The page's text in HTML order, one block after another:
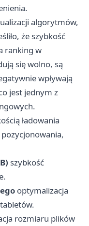
algorytmów,
że szybkość
ranking w
się wolno, są
wpływają
jest jednym z
ładowania
szybkość
optymalizacja
rozmiaru plików